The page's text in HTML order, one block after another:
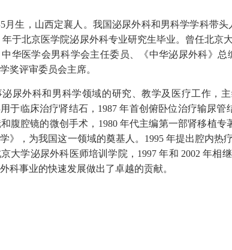
月生，山西定襄人。我国泌尿外科和男科学学科带
年于北京医学院泌尿外科专业研究生毕业。曾任北
华医学会男科学会主任委员、《中华泌尿外科》
奖评审委员会主席。
尿外科和男科学领域的研究、教学及医疗工作，
于临床治疗肾结石，1987 年首创俯卧位治疗输尿
腹腔镜的微创手术，1980 年代主编第一部肾移植
》，为我国这一领域的奠基人。1995 年提出腔内
大学泌尿外科医师培训学院，1997 年和 2002 年
科事业的快速发展做出了卓越的贡献。